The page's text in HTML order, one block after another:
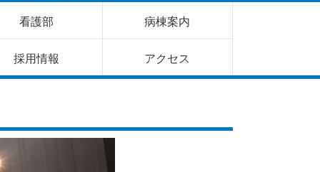
看護部 病棟案内
採用情報 アクセス